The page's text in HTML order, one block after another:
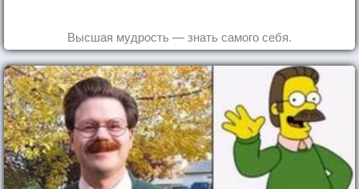
Высшая мудрость — знать самого себя.